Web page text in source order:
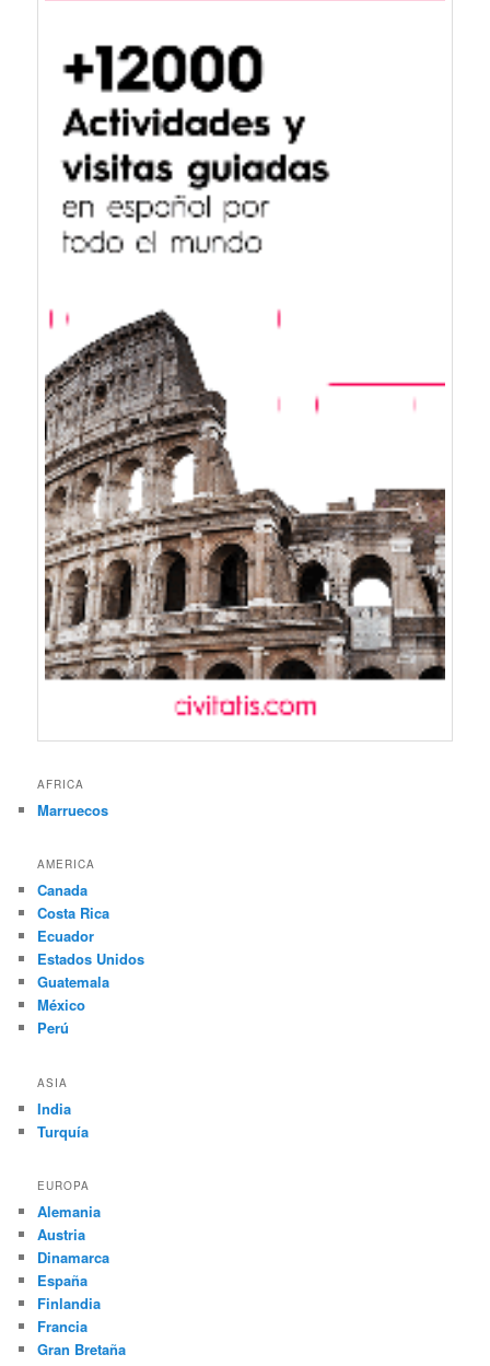
AFRICA
Marruecos
AMERICA
Canada
Costa Rica
Ecuador
Estados Unidos
Guatemala
México
Perú
ASIA
India
Turquía
EUROPA
Alemania
Austria
Dinamarca
España
Finlandia
Francia
Gran Bretaña